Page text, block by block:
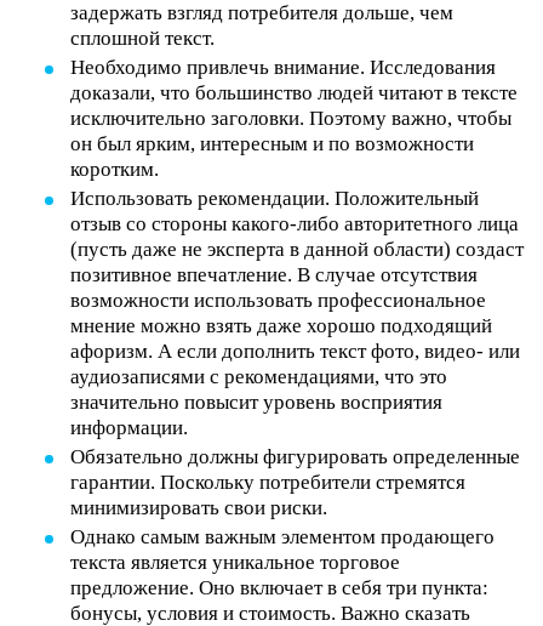
задержать взгляд потребителя дольше, чем
сплошной текст.
Необходимо привлечь внимание. Исследования
доказали, что большинство людей читают в тексте
исключительно заголовки. Поэтому важно, чтобы
он был ярким, интересным и по возможности
коротким.
Использовать рекомендации. Положительный
отзыв со стороны какого-либо авторитетного лица
(пусть даже не эксперта в данной области) создаст
позитивное впечатление. В случае отсутствия
возможности использовать профессиональное
мнение можно взять даже хорошо подходящий
афоризм. А если дополнить текст фото, видео- или
аудиозаписями с рекомендациями, что это
значительно повысит уровень восприятия
информации.
Обязательно должны фигурировать определенные
гарантии. Поскольку потребители стремятся
минимизировать свои риски.
Однако самым важным элементом продающего
текста является уникальное торговое
предложение. Оно включает в себя три пункта:
бонусы, условия и стоимость. Важно сказать